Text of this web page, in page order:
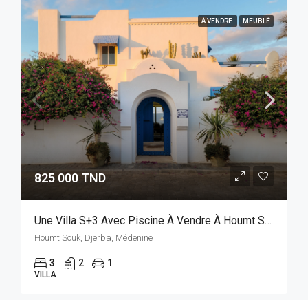
À VENDRE MEUBLÉ
825 000 TND
Une Villa S+3 Avec Piscine À Vendre À Houmt Souk
Houmt Souk, Djerba, Médenine
3 2 1
VILLA